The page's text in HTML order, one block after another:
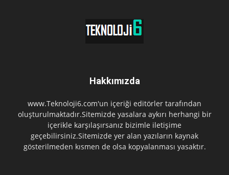
Hakkımızda
www.Teknoloji6.com'un içeriği editörler tarafından
oluşturulmaktadır.Sitemizde yasalara aykırı herhangi bir
içerikle karşılaşırsanız bizimle iletişime
geçebilirsiniz.Sitemizde yer alan yazıların kaynak
gösterilmeden kısmen de olsa kopyalanması yasaktır.